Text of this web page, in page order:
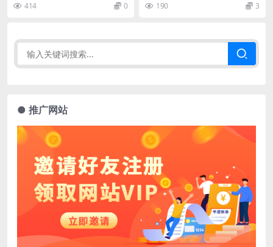
414 0 190 3
● 推广网站